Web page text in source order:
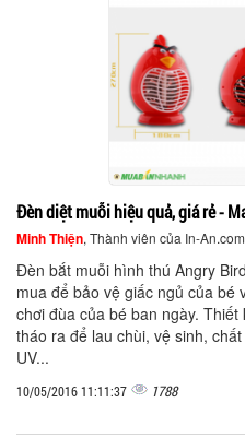
Đèn diệt muỗi hiệu quả, giá rẻ -
Minh Thiện, Thành viên của In-An.com
Đèn bắt muỗi hình thú Angry
mua để bảo vệ giấc ngủ của bé
chơi đùa của bé ban ngày.
tháo ra để lau chùi, vệ sinh,
UV...
10/05/2016 11:11:37 1788